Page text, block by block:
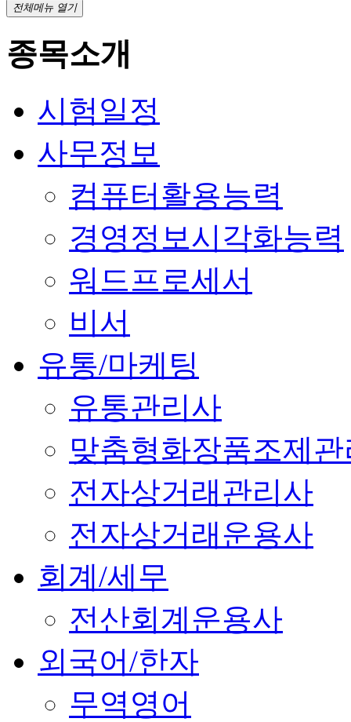
전체메뉴 열기
종목소개
시험일정
사무정보
컴퓨터활용능력
경영정보시각화능력
워드프로세서
비서
유통/마케팅
유통관리사
맞춤형화장품조제
전자상거래관리사
전자상거래운용사
회계/세무
전산회계운용사
외국어/한자
무역영어